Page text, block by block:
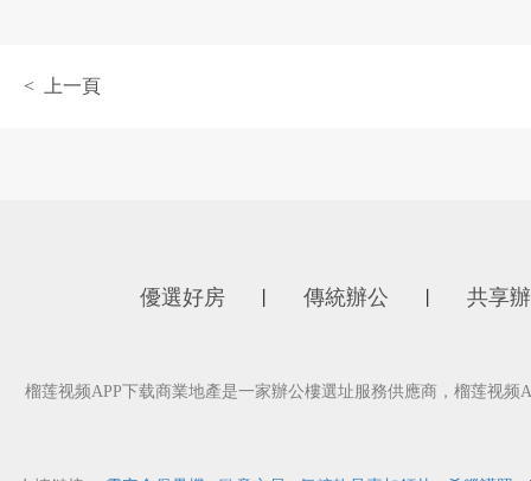
< 上一頁
優選好房 傳統辦公 共享
榴莲视频APP下载商業地產是一家辦公樓選址服務供應商，榴莲视